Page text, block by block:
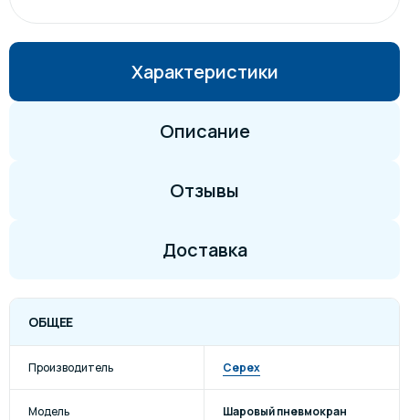
Характеристики
Описание
Отзывы
Доставка
ОБЩЕЕ
Производитель Cepex
Модель Шаровый пневмокран